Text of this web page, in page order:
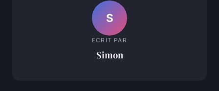
S
ECRIT PAR
Simon